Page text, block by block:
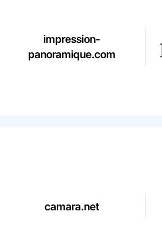
impression-
panoramique.com
camara.net